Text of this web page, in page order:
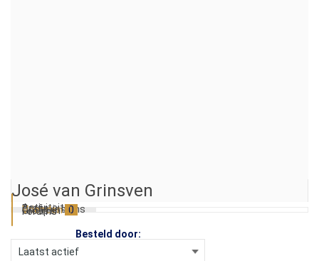
José van Grinsven
Activiteit
Profiel
Commissions
Vrienden 0
Groepen 0
Forums
Besteld door: